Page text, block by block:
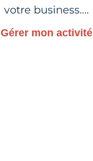
votre business....
Gérer mon activité